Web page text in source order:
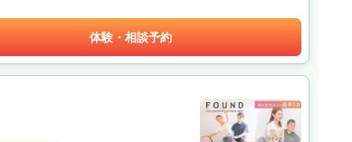
体験・相談予約